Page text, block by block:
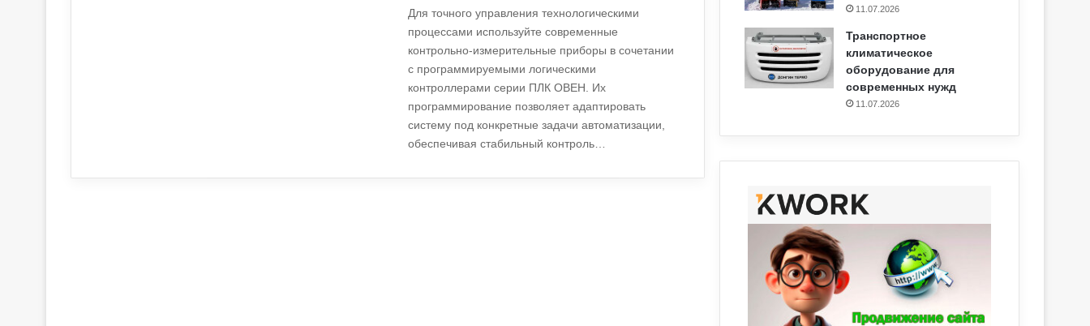
Для точного управления технологическими
процессами используйте современные
контрольно-измерительные приборы в сочетании
с программируемыми логическими
контроллерами серии ПЛК ОВЕН. Их
программирование позволяет адаптировать
систему под конкретные задачи автоматизации,
обеспечивая стабильный контроль…
11.07.2026
Транспортное
климатическое
оборудование для
современных нужд
11.07.2026